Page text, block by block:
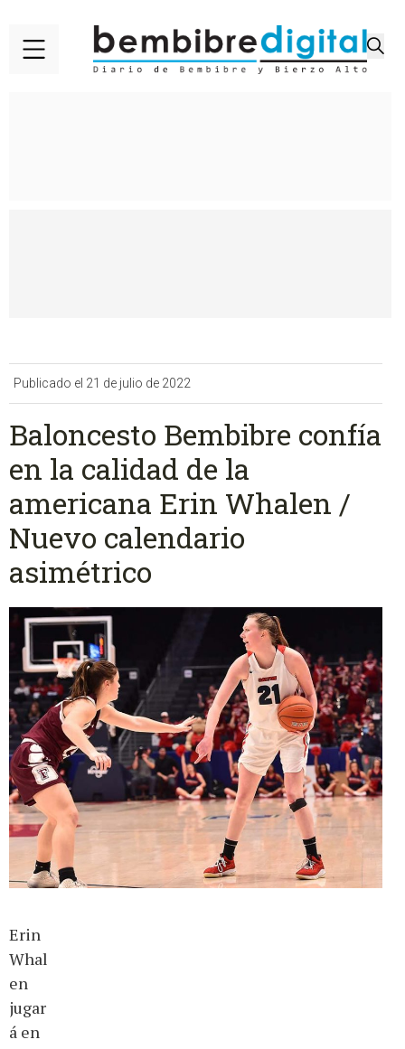
Publicado el 21 de julio de 2022
Baloncesto Bembibre confía
en la calidad de la
americana Erin Whalen /
Nuevo calendario
asimétrico
Erin
Whal
en
jugar
á en